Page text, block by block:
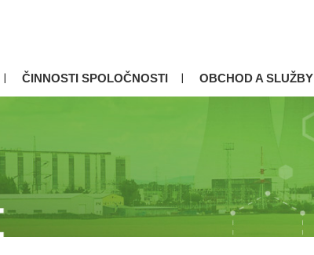
ČINNOSTI SPOLOČNOSTI OBCHOD A SLUŽBY